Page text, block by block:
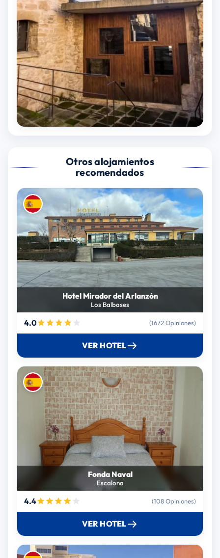
Otros alojamientos
recomendados
Hotel Mirador del Arlanzón
Los Balbases
4.0 (1672 Opiniones)
VER HOTEL
Fonda Naval
Escalona
4.4 (108 Opiniones)
VER HOTEL